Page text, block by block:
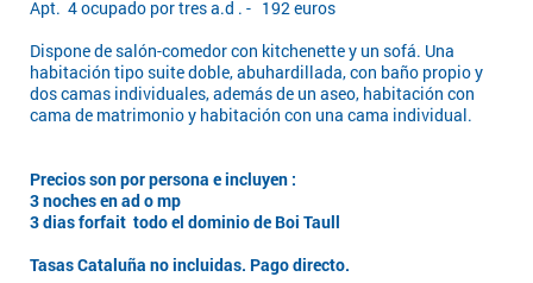
Apt. 4 ocupado por tres a.d . - 192 euros
Dispone de salón-comedor con kitchenette y un sofá. Una
habitación tipo suite doble, abuhardillada, con baño propio y
dos camas individuales, además de un aseo, habitación con
cama de matrimonio y habitación con una cama individual.
Precios son por persona e incluyen :
3 noches en ad o mp
3 dias forfait todo el dominio de Boi Taull
Tasas Cataluña no incluidas. Pago directo.